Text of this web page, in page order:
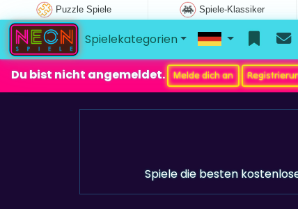
Puzzle Spiele Spiele-Klassiker
Spielekategorien
Du bist nicht angemeldet. Melde dich an
Spiele die besten